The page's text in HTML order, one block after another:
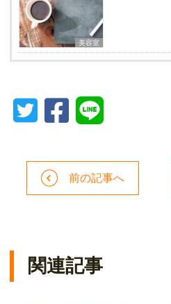
美容室
前の記事へ
関連記事